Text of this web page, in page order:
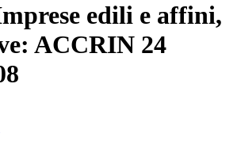
edili e affini,
ACCRIN 24